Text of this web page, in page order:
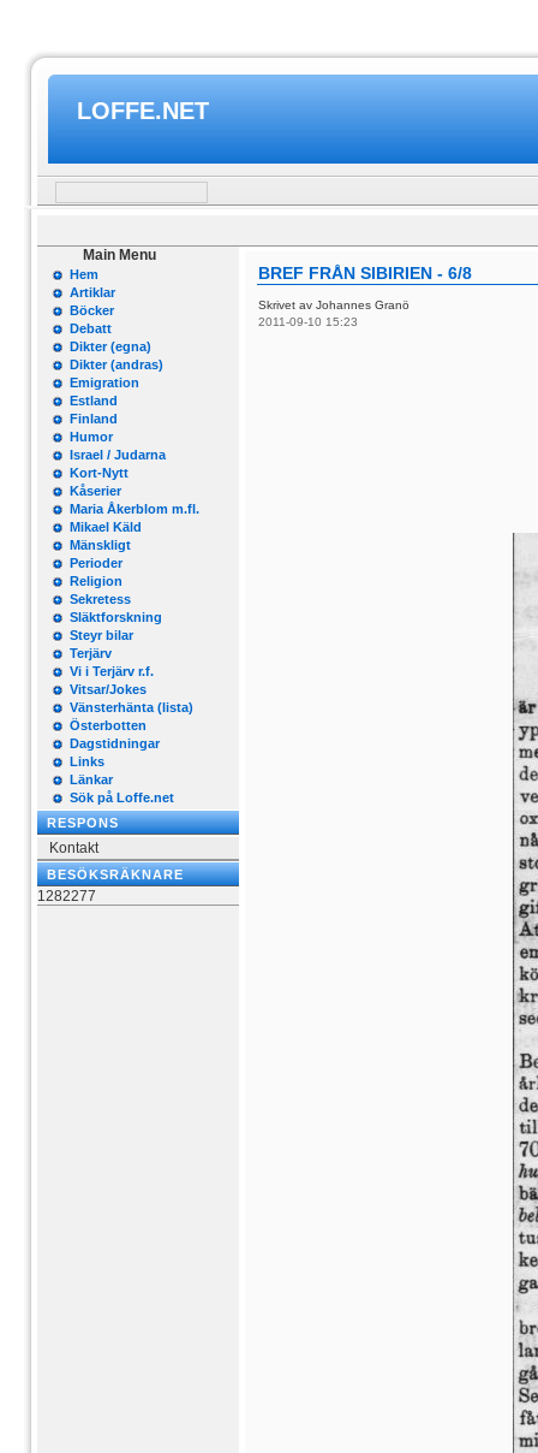
LOFFE.NET
Main Menu
Hem
Artiklar
Böcker
Debatt
Dikter (egna)
Dikter (andras)
Emigration
Estland
Finland
Humor
Israel / Judarna
Kort-Nytt
Kåserier
Maria Åkerblom m.fl.
Mikael Käld
Mänskligt
Perioder
Religion
Sekretess
Släktforskning
Steyr bilar
Terjärv
Vi i Terjärv r.f.
Vitsar/Jokes
Vänsterhänta (lista)
Österbotten
Dagstidningar
Links
Länkar
Sök på Loffe.net
RESPONS
Kontakt
BESÖKSRÄKNARE
1282277
BREF FRÅN SIBIRIEN - 6/8
Skrivet av Johannes Granö
2011-09-10 15:23